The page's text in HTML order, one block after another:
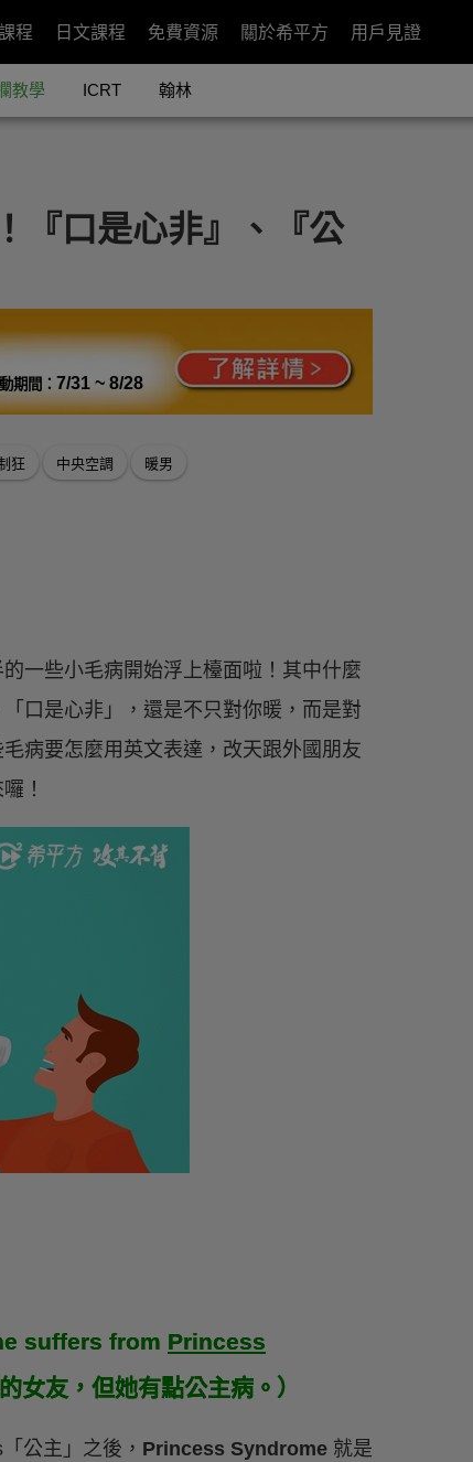
程 日文課程 免費資源 關於希平方 用戶見證
教學 ICRT 翰林
『口是心非』、『公
期間： 7/31 ~ 8/28
狂 中央空調 暖男
一些小毛病開始浮上檯面啦！其中什麼
口是心非」，還是不只對你暖，而是對
病要怎麼用英文表達，改天跟外國朋友
！
suffers from Princess
友，但她有點公主病。）
公主」之後， Princess Syndrome 就是